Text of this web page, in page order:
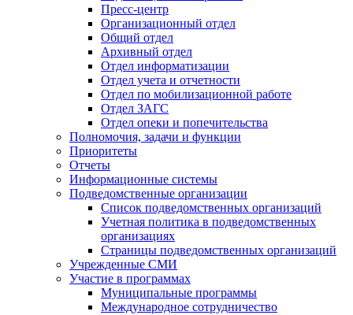
Пресс-центр
Организационный отдел
Общий отдел
Архивный отдел
Отдел информатизации
Отдел учета и отчетности
Отдел по мобилизационной работе
Отдел ЗАГС
Отдел опеки и попечительства
Полномочия, задачи и функции
Приоритеты
Отчеты
Информационные системы
Подведомственные организации
Список подведомственных организаций
Учетная политика в подведомственных
организациях
Страницы подведомственных организаций
Учрежденные СМИ
Участие в программах
Муниципальные программы
Международное сотрудничество